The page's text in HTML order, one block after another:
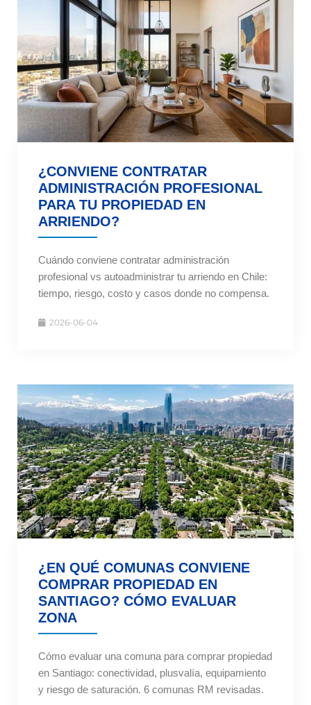
¿CONVIENE CONTRATAR
ADMINISTRACIÓN PROFESIONAL
PARA TU PROPIEDAD EN
ARRIENDO?
Cuándo conviene contratar administración
profesional vs autoadministrar tu arriendo en Chile:
tiempo, riesgo, costo y casos donde no compensa.
2026-06-04
¿EN QUÉ COMUNAS CONVIENE
COMPRAR PROPIEDAD EN
SANTIAGO? CÓMO EVALUAR
ZONA
Cómo evaluar una comuna para comprar propiedad
en Santiago: conectividad, plusvalía, equipamiento
y riesgo de saturación. 6 comunas RM revisadas.